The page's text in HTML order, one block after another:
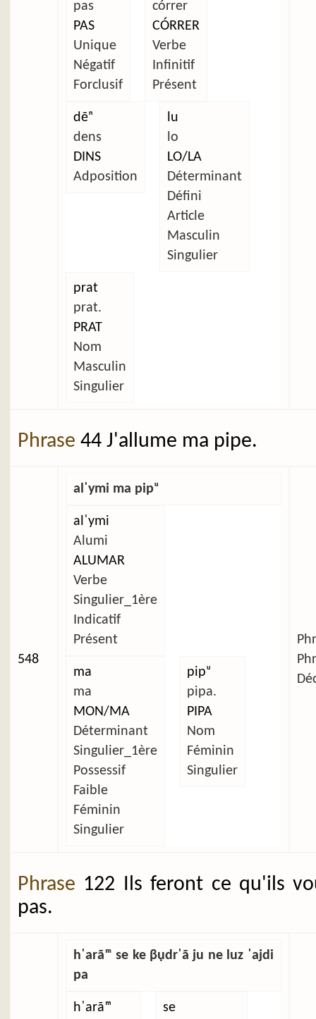
pas
PAS
Unique
Négatif
Forclusif
córrer
CÓRRER
Verbe
Infinitif
Présent
dẽⁿ
dens
DINS
Adposition
lu
lo
LO/LA
Déterminant
Défini
Article
Masculin
Singulier
prat
prat.
PRAT
Nom
Masculin
Singulier
Phrase 44 J'allume ma pipe.
548
alˈymi ma pipᵘ
alˈymi
Alumi
ALUMAR
Verbe
Singulier_1ère
Indicatif
Présent
ma
ma
MON/MA
Déterminant
Singulier_1ère
Possessif
Faible
Féminin
Singulier
pipᵘ
pipa.
PIPA
Nom
Féminin
Singulier
Phrase 122 Ils feront ce qu'ils
pas.
hˈarãᵐ se ke βụdrˈã ju ne luz ˈajdi
pa
hˈarãᵐ
se